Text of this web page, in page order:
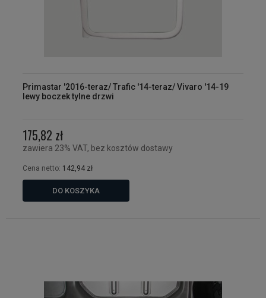
Primastar '2016-teraz/ Trafic '14-teraz/ Vivaro '14-19
lewy boczek tylne drzwi
175,82 zł
zawiera 23% VAT, bez kosztów dostawy
Cena netto: 142,94 zł
DO KOSZYKA